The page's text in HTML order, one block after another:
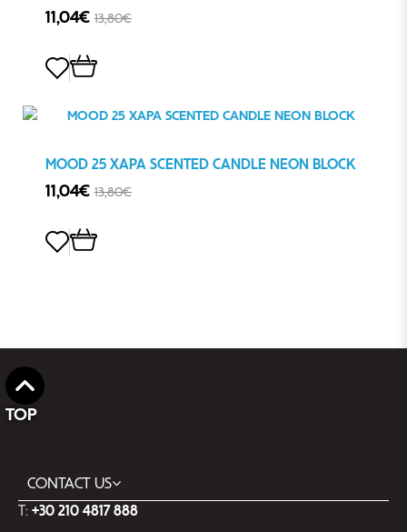
11,04€ 13,80€
MOOD 25 ΧΑΡΑ SCENTED CANDLE NEON BLOCK
11,04€ 13,80€
TOP
CONTACT US
T: +30 210 4817 888